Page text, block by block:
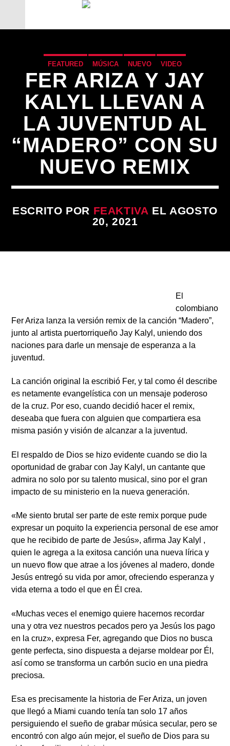
CANCIÓN ACTUAL
FEATURED MÚSICA NUEVO VIDEO
FER ARIZA Y JAY
KALYL LLEVAN A
LA JUVENTUD AL
“MADERO” CON SU
NUEVO REMIX
ESCRITO POR FEAKTIVA EL AGOSTO
20, 2021
El
colombiano
Fer Ariza lanza la versión remix de la canción “Madero”,
junto al artista puertorriqueño Jay Kalyl, uniendo dos
naciones para darle un mensaje de esperanza a la
juventud.
La canción original la escribió Fer, y tal como él describe
es netamente evangelística con un mensaje poderoso
de la cruz. Por eso, cuando decidió hacer el remix,
deseaba que fuera con alguien que compartiera esa
misma pasión y visión de alcanzar a la juventud.
El respaldo de Dios se hizo evidente cuando se dio la
oportunidad de grabar con Jay Kalyl, un cantante que
admira no solo por su talento musical, sino por el gran
impacto de su ministerio en la nueva generación.
«Me siento brutal ser parte de este remix porque pude
expresar un poquito la experiencia personal de ese amor
que he recibido de parte de Jesús», afirma Jay Kalyl ,
quien le agrega a la exitosa canción una nueva lírica y
un nuevo flow que atrae a los jóvenes al madero, donde
Jesús entregó su vida por amor, ofreciendo esperanza y
vida eterna a todo el que en Él crea.
«Muchas veces el enemigo quiere hacernos recordar
una y otra vez nuestros pecados pero ya Jesús los pago
en la cruz», expresa Fer, agregando que Dios no busca
gente perfecta, sino dispuesta a dejarse moldear por Él,
así como se transforma un carbón sucio en una piedra
preciosa.
Esa es precisamente la historia de Fer Ariza, un joven
que llegó a Miami cuando tenía tan solo 17 años
persiguiendo el sueño de grabar música secular, pero se
encontró con algo aún mejor, el sueño de Dios para su